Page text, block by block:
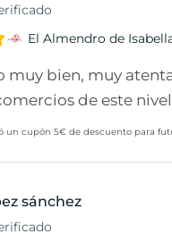
El Almendro de
muy bien, muy
de este
un cupón 5€ de descuento para
sánchez